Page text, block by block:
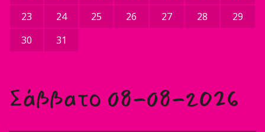
23
24 25 26 27 28
29
30
31
Σάββατο 08-08-2026